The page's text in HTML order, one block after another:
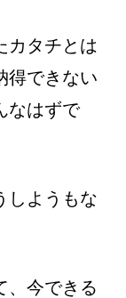
カタチとは
得できない
なはずで
しようもな
、今できる